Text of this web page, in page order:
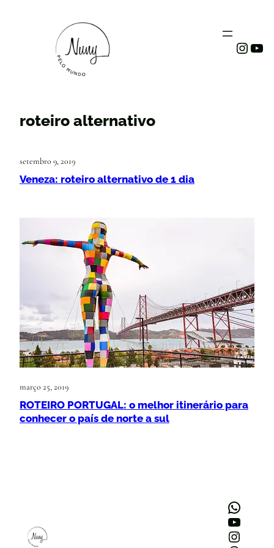
roteiro alternativo
setembro 9, 2019
Veneza: roteiro alternativo de 1 dia
março 25, 2019
ROTEIRO PORTUGAL: o melhor itinerário para
conhecer o país de norte a sul
WhatsApp
Youtube
Instagram